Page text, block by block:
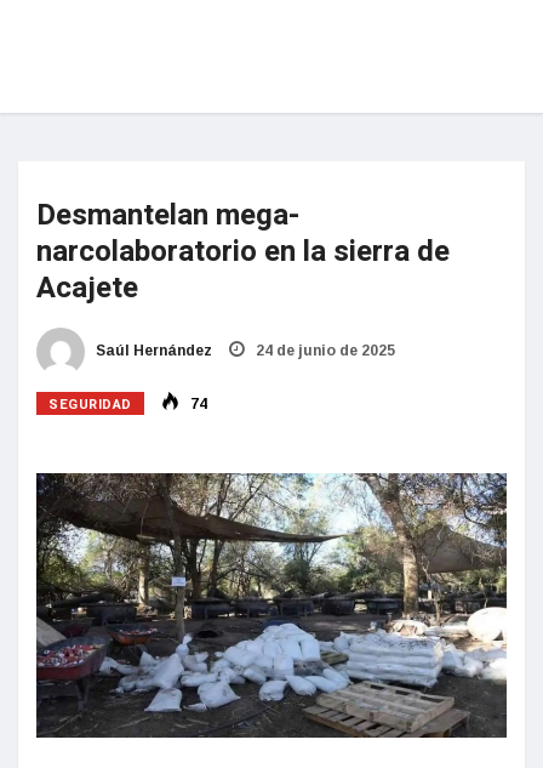
Desmantelan mega-
narcolaboratorio en la sierra de
Acajete
Saúl Hernández 24 de junio de 2025
SEGURIDAD 74